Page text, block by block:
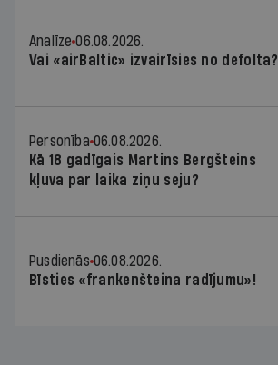
Analīze 06.08.2026.
Vai «airBaltic» izvairīsies no defolta?
Personība 06.08.2026.
Kā 18 gadīgais Martins Bergšteins
kļuva par laika ziņu seju?
Pusdienās 06.08.2026.
Bīsties «frankenšteina radījumu»!